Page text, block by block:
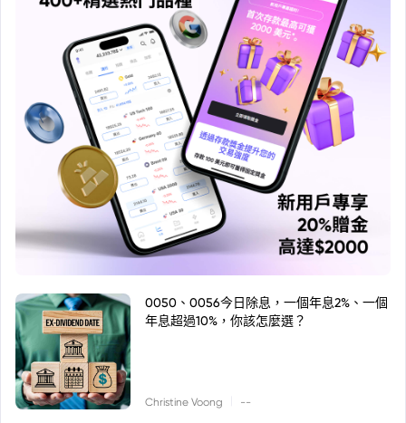
0050、0056今日除息，一個年息2%、一個
年息超過10%，你該怎麼選？
Christine Voong --